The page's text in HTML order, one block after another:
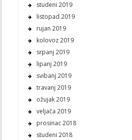
studeni 2019
listopad 2019
rujan 2019
kolovoz 2019
srpanj 2019
lipanj 2019
svibanj 2019
travanj 2019
ožujak 2019
veljača 2019
prosinac 2018
studeni 2018